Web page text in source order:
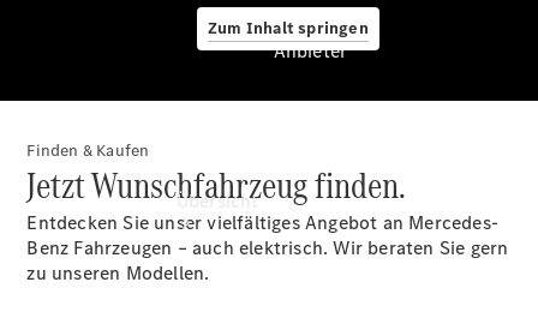
Zum Inhalt springen
Übersicht
Anbieter
Finden & Kaufen
Jetzt Wunschfahrzeug finden.
Entdecken Sie unser vielfältiges Angebot an Mercedes-
Benz Fahrzeugen – auch elektrisch. Wir beraten Sie gern
zu unseren Modellen.